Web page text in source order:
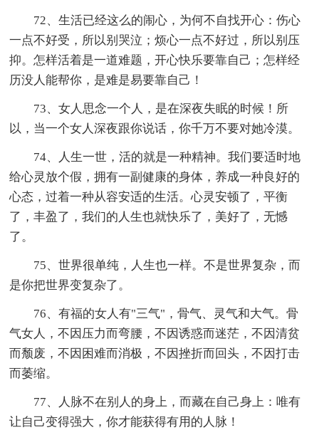
72、生活已经这么的闹心，为何不自找开心：伤心
一点不好受，所以别哭泣；烦心一点不好过，所以别压
抑。怎样活着是一道难题，开心快乐要靠自己；怎样经
历没人能帮你，是难是易要靠自己！
73、女人思念一个人，是在深夜失眠的时候！所
以，当一个女人深夜跟你说话，你千万不要对她冷漠。
74、人生一世，活的就是一种精神。我们要适时地
给心灵放个假，拥有一副健康的身体，养成一种良好的
心态，过着一种从容安适的生活。心灵安顿了，平衡
了，丰盈了，我们的人生也就快乐了，美好了，无憾
了。
75、世界很单纯，人生也一样。不是世界复杂，而
是你把世界变复杂了。
76、有福的女人有"三气"，骨气、灵气和大气。骨
气女人，不因压力而弯腰，不因诱惑而迷茫，不因清贫
而颓废，不因困难而消极，不因挫折而回头，不因打击
而萎缩。
77、人脉不在别人的身上，而藏在自己身上：唯有
让自己变得强大，你才能获得有用的人脉！